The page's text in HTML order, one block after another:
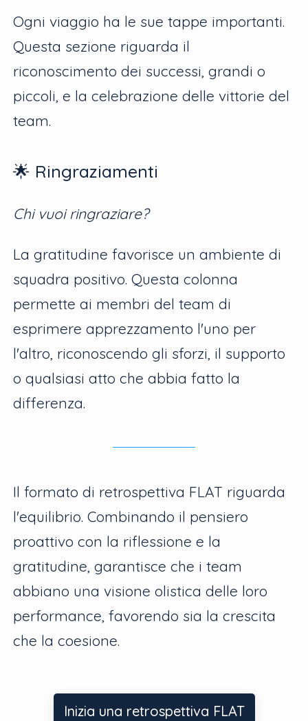
Ogni viaggio ha le sue tappe importanti.
Questa sezione riguarda il
riconoscimento dei successi, grandi o
piccoli, e la celebrazione delle vittorie del
team.
🌟 Ringraziamenti
Chi vuoi ringraziare?
La gratitudine favorisce un ambiente di
squadra positivo. Questa colonna
permette ai membri del team di
esprimere apprezzamento l'uno per
l'altro, riconoscendo gli sforzi, il supporto
o qualsiasi atto che abbia fatto la
differenza.
Il formato di retrospettiva FLAT riguarda
l'equilibrio. Combinando il pensiero
proattivo con la riflessione e la
gratitudine, garantisce che i team
abbiano una visione olistica delle loro
performance, favorendo sia la crescita
che la coesione.
Inizia una retrospettiva FLAT